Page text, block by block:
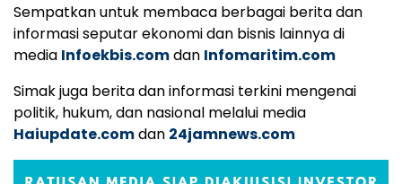
Sempatkan untuk membaca berbagai berita dan
informasi seputar ekonomi dan bisnis lainnya di
media Infoekbis.comdan Infomaritim.com
Simak juga berita dan informasi terkini mengenai
politik, hukum, dan nasional melalui media
Haiupdate.comdan 24jamnews.com